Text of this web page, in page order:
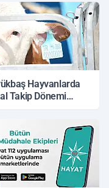
Hayvanlarda
Takip Dönemi